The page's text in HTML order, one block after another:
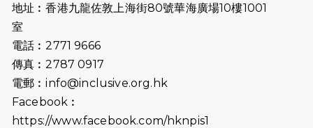
2026-07-02
2026-06-25
（19:00開始）
2026-06-18
猛龍長跑隊恆常練習 - 6月18日
地址︰香港九龍佐敦上海街80號華海廣場10樓1001
室
電話︰2771 9666
傳真︰2787 0917
電郵︰info@inclusive.org.hk
Facebook︰
https://www.facebook.com/hknpis1